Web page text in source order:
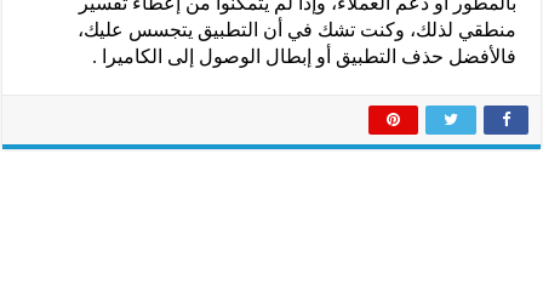
منطقي لذلك، وكنت تشك في أن التطبيق يتجسس عليك،
فالأفضل حذف التطبيق أو إبطال الوصول إلى الكاميرا .